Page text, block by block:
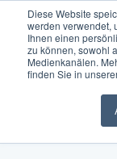
Diese Website
werden verwendet,
Ihnen einen
zu können, sowohl
Medienkanälen.
finden Sie in